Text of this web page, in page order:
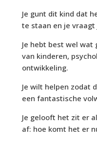
Je gunt dit kind dat
te staan en je vraagt
Je hebt best wel
van kinderen,
ontwikkeling.
Je wilt helpen zodat
een fantastische
Je gelooft het zit er
af: hoe komt het er